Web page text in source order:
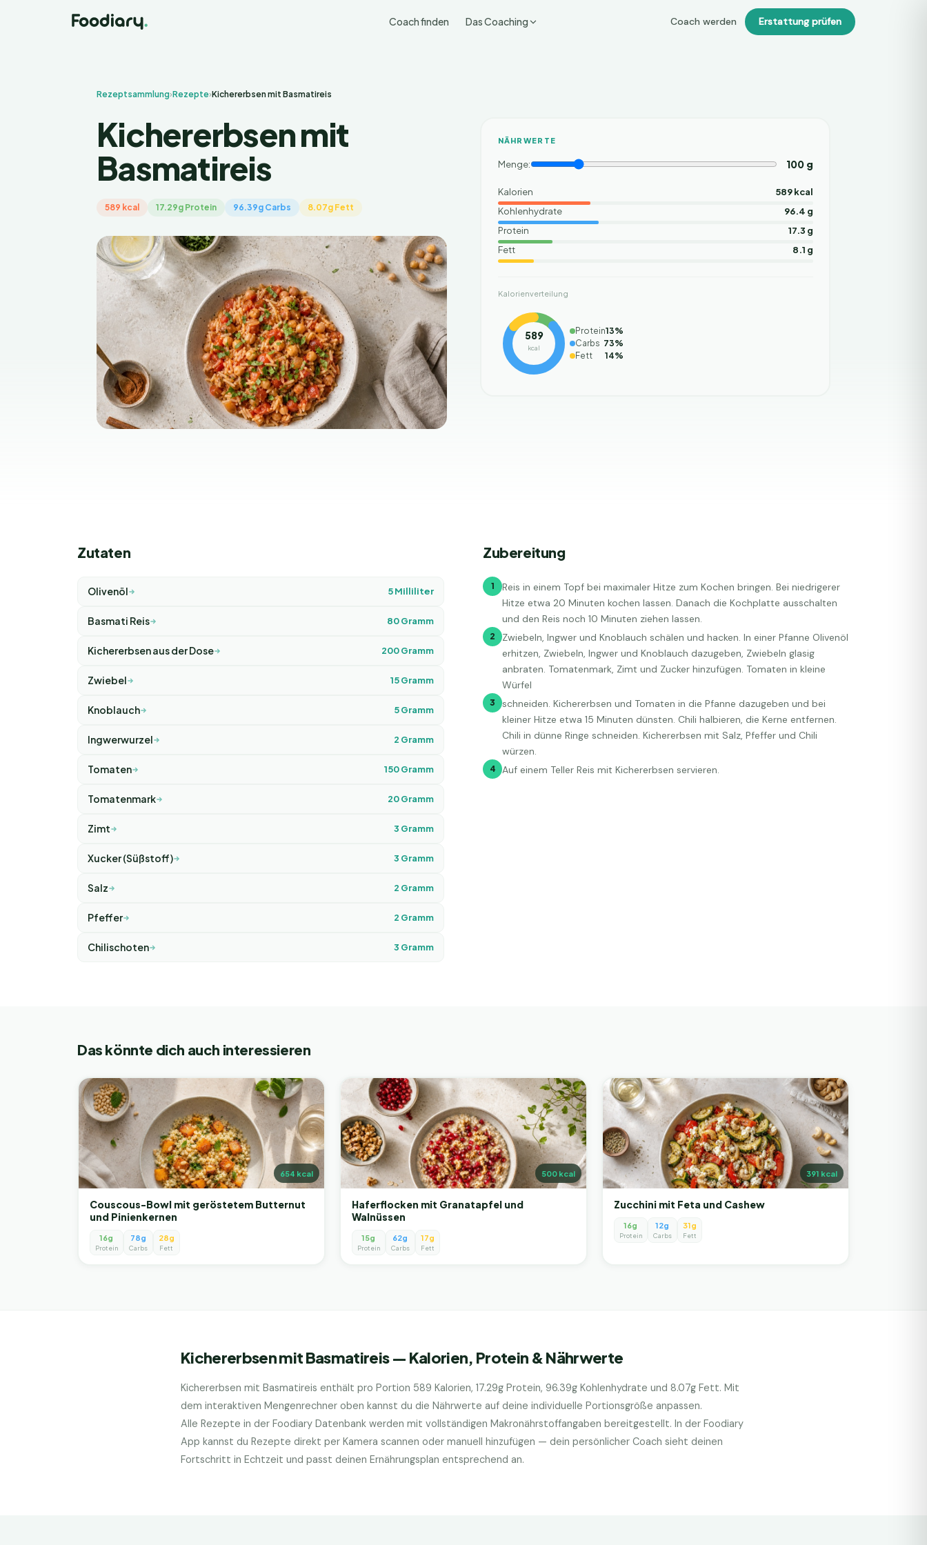
Coach finden Das Coaching Coach werden Erstattung prüfen
Rezeptsammlung›Rezepte›Kichererbsen mit Basmatireis
Kichererbsen mit
Basmatireis
589 kcal 17.29g Protein 96.39g Carbs 8.07g Fett
NÄHRWERTE
Menge: 100g
Kalorien
589 kcal
Kohlenhydrate
96.4 g
Protein
17.3 g
Fett
8.1 g
Kalorienverteilung
589
kcal
Protein13%
Carbs 73%
Fett
14%
Zutaten
Olivenöl 5Milliliter
Basmati Reis 80Gramm
Kichererbsen aus der Dose 200Gramm
Zwiebel 15Gramm
Knoblauch 5Gramm
Ingwerwurzel 2 Gramm
Tomaten 150Gramm
Tomatenmark 20Gramm
Zimt 3 Gramm
Xucker (Süßstoff) 3 Gramm
Salz 2 Gramm
Pfeffer 2 Gramm
Chilischoten 3 Gramm
Zubereitung
1
Reis in einem Topf bei maximaler Hitze zum Kochen bringen. Bei niedrigerer
Hitze etwa 20 Minuten kochen lassen. Danach die Kochplatte ausschalten
und den Reis noch 10 Minuten ziehen lassen.
2
Zwiebeln, Ingwer und Knoblauch schälen und hacken. In einer Pfanne Olivenöl
erhitzen, Zwiebeln, Ingwer und Knoblauch dazugeben, Zwiebeln glasig
anbraten. Tomatenmark, Zimt und Zucker hinzufügen. Tomaten in kleine
Würfel
3
schneiden. Kichererbsen und Tomaten in die Pfanne dazugeben und bei
kleiner Hitze etwa 15 Minuten dünsten. Chili halbieren, die Kerne entfernen.
Chili in dünne Ringe schneiden. Kichererbsen mit Salz, Pfeffer und Chili
würzen.
4 Auf einem Teller Reis mit Kichererbsen servieren.
Das könnte dich auch interessieren
654 kcal
Couscous-Bowl mit geröstetem Butternut
und Pinienkernen
16g
Protein
78g
Carbs
28g
Fett
500kcal
Haferflocken mit Granatapfel und
Walnüssen
15g
Protein
62g
Carbs
17g
Fett
391 kcal
Zucchini mit Feta und Cashew
16g
Protein
12g
Carbs
31g
Fett
Kichererbsen mit Basmatireis— Kalorien, Protein & Nährwerte
Kichererbsen mit Basmatireis enthält pro Portion 589 Kalorien, 17.29g Protein, 96.39g Kohlenhydrate und 8.07g Fett. Mit
dem interaktiven Mengenrechner oben kannst du die Nährwerte auf deine individuelle Portionsgröße anpassen.
Alle Rezepte in der Foodiary Datenbank werden mit vollständigen Makronährstoffangaben bereitgestellt. In der Foodiary
App kannst du Rezepte direkt per Kamera scannen oder manuell hinzufügen — dein persönlicher Coach sieht deinen
Fortschritt in Echtzeit und passt deinen Ernährungsplan entsprechend an.